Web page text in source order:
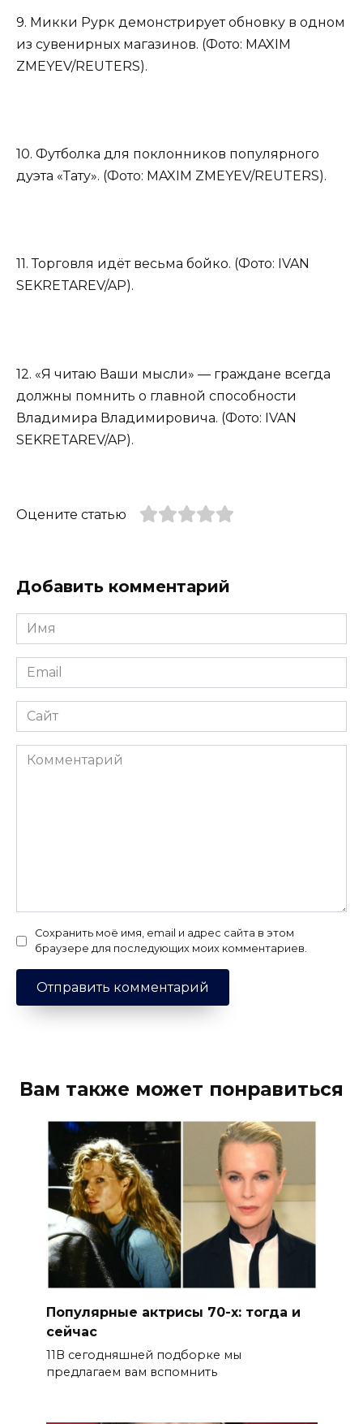
9. Микки Рурк демонстрирует обновку в одном
из сувенирных магазинов. (Фото: MAXIM
ZMEYEV/REUTERS).
10. Футболка для поклонников популярного
дуэта «Тату». (Фото: MAXIM ZMEYEV/REUTERS).
11. Торговля идёт весьма бойко. (Фото: IVAN
SEKRETAREV/AP).
12. «Я читаю Ваши мысли» — граждане всегда
должны помнить о главной способности
Владимира Владимировича. (Фото: IVAN
SEKRETAREV/AP).
Оцените статью
Добавить комментарий
Имя
*
Email
*
Сайт
Комментарий
Сохранить моё имя, email и адрес сайта в этом
браузере для последующих моих комментариев.
Вам также может понравиться
Популярные актрисы 70-х: тогда и
сейчас
11В сегодняшней подборке мы
предлагаем вам вспомнить